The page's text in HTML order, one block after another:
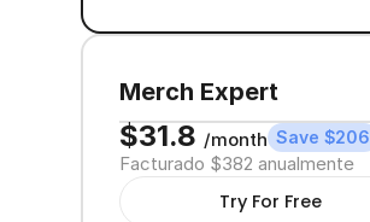
Merch Expert
$31.8 /month Save $206
Facturado $382 anualmente
Try For Free